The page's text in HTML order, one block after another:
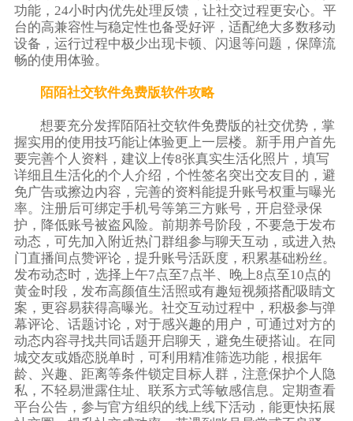
功能，24小时内优先处理反馈，让社交过程更安心。平
台的高兼容性与稳定性也备受好评，适配绝大多数移动
设备，运行过程中极少出现卡顿、闪退等问题，保障流
畅的使用体验。
陌陌社交软件免费版软件攻略
想要充分发挥陌陌社交软件免费版的社交优势，掌
握实用的使用技巧能让体验更上一层楼。新手用户首先
要完善个人资料，建议上传8张真实生活化照片，填写
详细且生活化的个人介绍，个性签名突出交友目的，避
免广告或擦边内容，完善的资料能提升账号权重与曝光
率。注册后可绑定手机号等第三方账号，开启登录保
护，降低账号被盗风险。前期养号阶段，不要急于发布
动态，可先加入附近热门群组参与聊天互动，或进入热
门直播间点赞评论，提升账号活跃度，积累基础粉丝。
发布动态时，选择上午7点至7点半、晚上8点至10点的
黄金时段，发布高颜值生活照或有趣短视频搭配吸睛文
案，更容易获得高曝光。社交互动过程中，积极参与弹
幕评论、话题讨论，对于感兴趣的用户，可通过对方的
动态内容寻找共同话题开启聊天，避免生硬搭讪。在同
城交友或婚恋脱单时，可利用精准筛选功能，根据年
龄、兴趣、距离等条件锁定目标人群，注意保护个人隐
私，不轻易泄露住址、联系方式等敏感信息。定期查看
平台公告，参与官方组织的线上线下活动，能更快拓展